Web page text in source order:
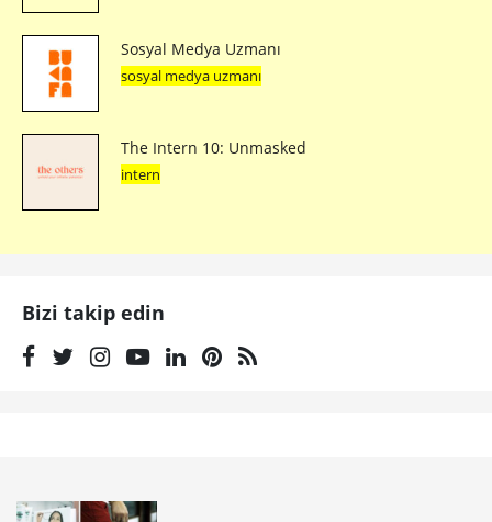
Sosyal Medya Uzmanı
sosyal medya uzmanı
The Intern 10: Unmasked
intern
Bizi takip edin